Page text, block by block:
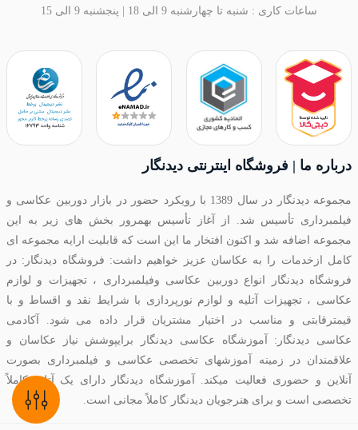
ساعات کاری : شنبه تا چهارشنبه 9 الی 18 | پنجشنبه 9 الی 15
درباره ما | فروشگاه اینترنتی دیدنگار
مجموعه دیدنگار در سال 1389 با رویکرد حضور در بازار دوربین عکاسی و
فیلمبرداری تأسیس شد. از آغاز تأسیس بهمرور بخش های زیر به این
مجموعه اضافه شد و اکنون افتخار ما این است که قابلیت ارایه مجموعه ای
کامل ازخدمات را به عکاسان عزیز خواهیم داشت: فروشگاه دیدنگار: در
فروشگاه دیدنگار انواع دوربین عکاسی وفیلمبرداری ، تجهیزات و لوازم
عکاسی ، تجهیزات آتلیه و لوازم نورپردازی با شرایط نقد و اقساط و با
قیمترقابتی و مناسب در اختیار مشتریان قرار داده می شود. آکادمی
عکاسی دیدنگار: آموزشگاه عکاسی دیدنگار برایپوشش نیاز عکاسان و
علاقمندان در زمینه آموزشهای تخصصی عکاسی و فیلمبرداری بصورت
آنلاین و حضوری فعالیت میکند. آموزشگاه دیدنگار دارای یک آتلیه کاملاً
تخصصی است و برای هنرجویان دیدنگار کاملاً مجانی است.